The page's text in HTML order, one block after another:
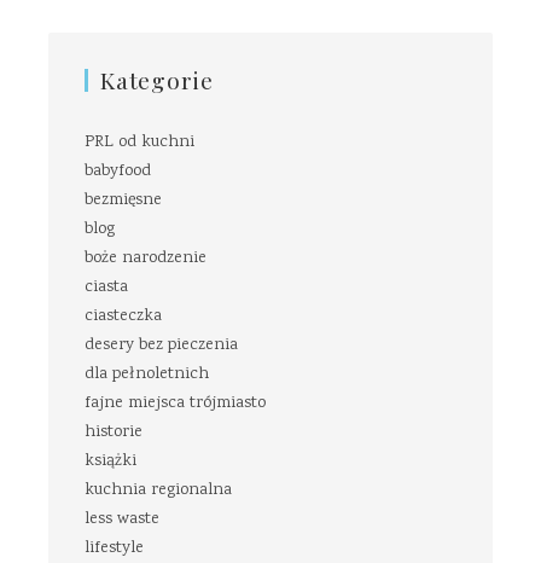
Kategorie
PRL od kuchni
babyfood
bezmięsne
blog
boże narodzenie
ciasta
ciasteczka
desery bez pieczenia
dla pełnoletnich
fajne miejsca trójmiasto
historie
książki
kuchnia regionalna
less waste
lifestyle